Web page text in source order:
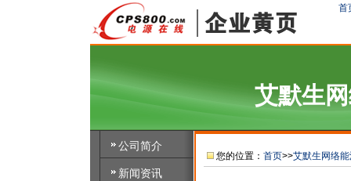
首
艾默生
公司简介
新闻资讯
您的位置： 首页>>艾默生网络